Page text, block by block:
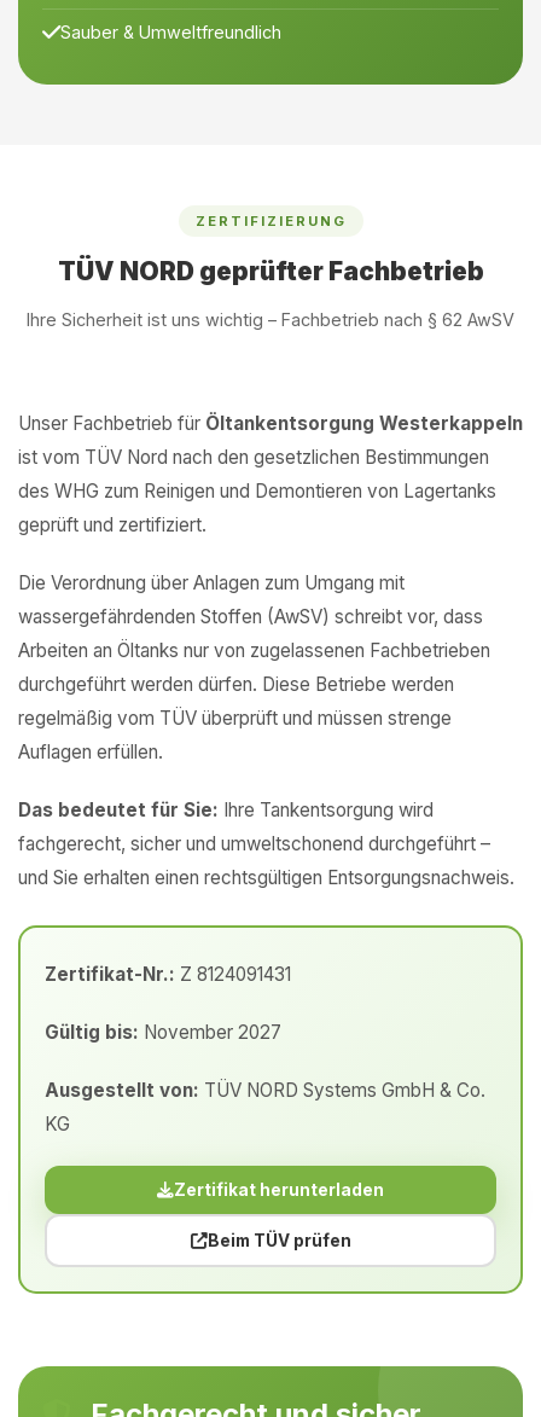
Sauber & Umweltfreundlich
ZERTIFIZIERUNG
TÜV NORD geprüfter Fachbetrieb
Ihre Sicherheit ist uns wichtig – Fachbetrieb nach § 62 AwSV
Unser Fachbetrieb für Öltankentsorgung Westerkappeln
ist vom TÜV Nord nach den gesetzlichen Bestimmungen
des WHG zum Reinigen und Demontieren von Lagertanks
geprüft und zertifiziert.
Die Verordnung über Anlagen zum Umgang mit
wassergefährdenden Stoffen (AwSV) schreibt vor, dass
Arbeiten an Öltanks nur von zugelassenen Fachbetrieben
durchgeführt werden dürfen. Diese Betriebe werden
regelmäßig vom TÜV überprüft und müssen strenge
Auflagen erfüllen.
Das bedeutet für Sie: Ihre Tankentsorgung wird
fachgerecht, sicher und umweltschonend durchgeführt –
und Sie erhalten einen rechtsgültigen Entsorgungsnachweis.
Zertifikat-Nr.: Z 8124091431
Gültig bis: November 2027
Ausgestellt von: TÜV NORD Systems GmbH & Co.
KG
Zertifikat herunterladen
Beim TÜV prüfen